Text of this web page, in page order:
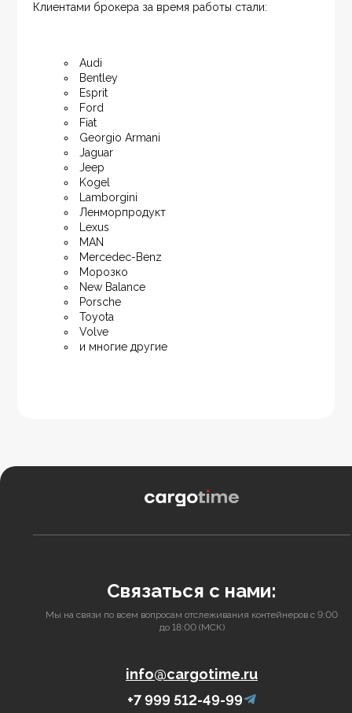
Клиентами брокера за время работы стали:
Audi
Bentley
Esprit
Ford
Fiat
Georgio Armani
Jaguar
Jeep
Kogel
Lamborgini
Ленморпродукт
Lexus
MAN
Mercedec-Benz
Морозко
New Balance
Porsche
Toyota
Volve
и многие другие
Связаться с нами:
Мы на связи по всем вопросам отслеживания контейнеров с 9:00
до 18:00 (МСК)
info@cargotime.ru
+7 999 512-49-99